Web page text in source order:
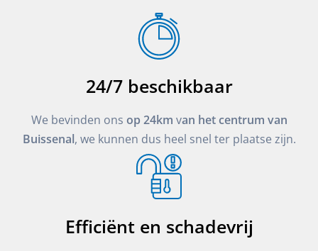
24/7 beschikbaar
We bevinden ons op 24km van het centrum van
Buissenal, we kunnen dus heel snel ter plaatse zijn.
Efficiënt en schadevrij